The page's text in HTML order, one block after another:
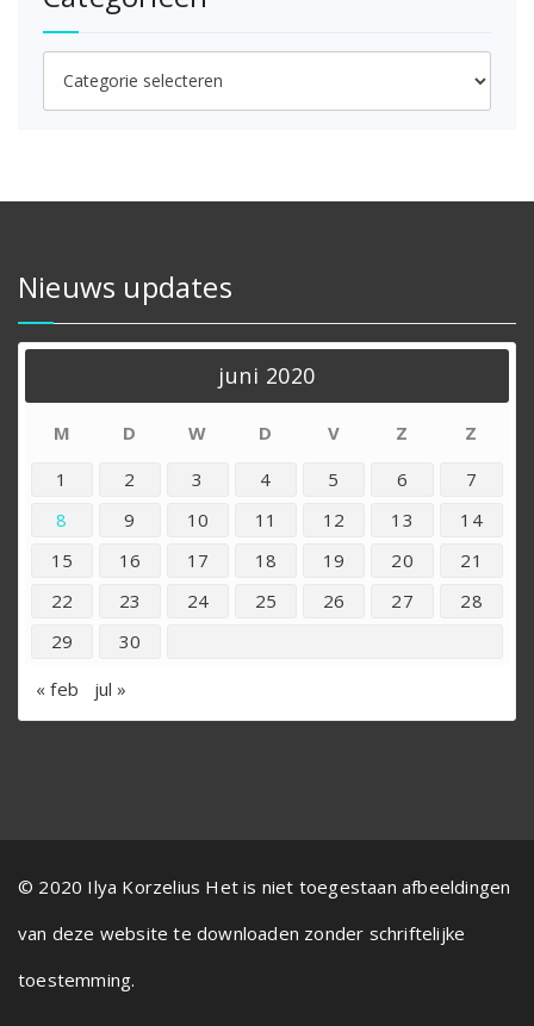
Categorieën
Nieuws updates
juni 2020
M D W D V Z
Z
1
2 3 4 5 6
7
8
9 10 11 12 13
14
15
16 17 18 19 20
21
22
23 24 25 26 27
28
29
30
« feb
jul »
© 2020 Ilya Korzelius Het is niet toegestaan afbeeldingen
van deze website te downloaden zonder schriftelijke
toestemming.